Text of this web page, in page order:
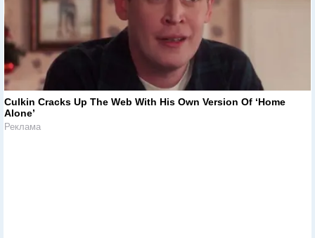
Culkin Cracks Up The Web With His Own Version Of ‘Home
Alone’
Реклама